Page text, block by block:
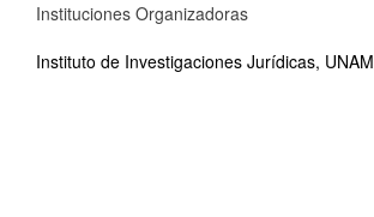
Instituciones Organizadoras
Instituto de Investigaciones Jurídicas, UNAM